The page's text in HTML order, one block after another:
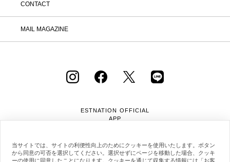
CONTACT
MAIL MAGAZINE
ESTNATION OFFICIAL
APP
当サイトでは、サイトの利便性向上のためにクッキーを使用いたします。ボタン
から同意の可否を選択してください。選択せずにページを移動した場合、クッキ
ーの使用に同意したことになります。クッキーを通じて収集する情報には「お客